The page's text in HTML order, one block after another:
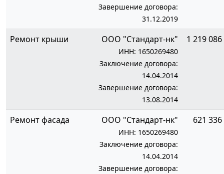
Завершение договора:
31.12.2019
Ремонт крыши ООО "Стандарт-нк"
ИНН: 1650269480
Заключение договора:
14.04.2014
Завершение договора:
13.08.2014
1 219
Ремонт фасада ООО "Стандарт-нк"
ИНН: 1650269480
Заключение договора:
14.04.2014
Завершение договора:
621